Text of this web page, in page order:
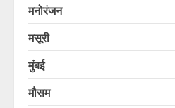
मनोरंजन
मसूरी
मुंबई
मौसम
4
देहरादून में